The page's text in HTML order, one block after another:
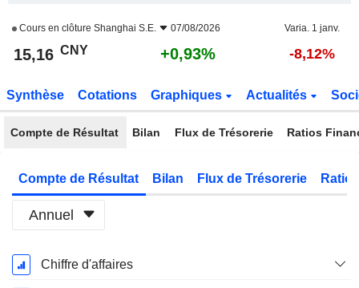
Cours en clôture Shanghai S.E. 07/08/2026 Varia. 1 janv.
15,16 CNY +0,93% -8,12%
Synthèse Cotations Graphiques Actualités
Compte de Résultat Bilan Flux de Trésorerie Ratios
Compte de Résultat Bilan Flux de Trésorerie
Annuel
Période
Fiscale:
Chiffre d'affaires